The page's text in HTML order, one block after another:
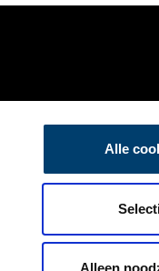
Alle
Alleen